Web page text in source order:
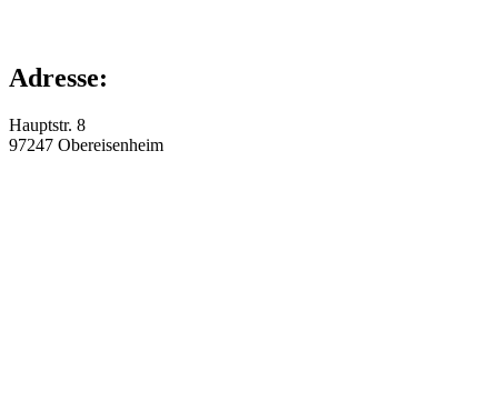
Adresse:
Hauptstr. 8
97247 Obereisenheim